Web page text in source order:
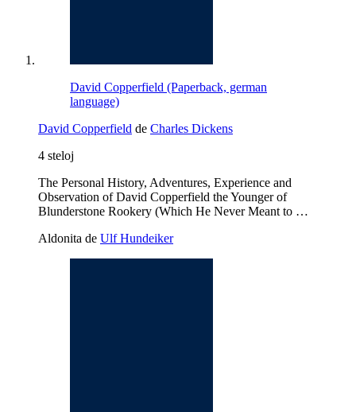
David Copperfield (Paperback, german
language)
David Copperfield de Charles Dickens
4 steloj
The Personal History, Adventures, Experience and
Observation of David Copperfield the Younger of
Blunderstone Rookery (Which He Never Meant to …
Aldonita de Ulf Hundeiker